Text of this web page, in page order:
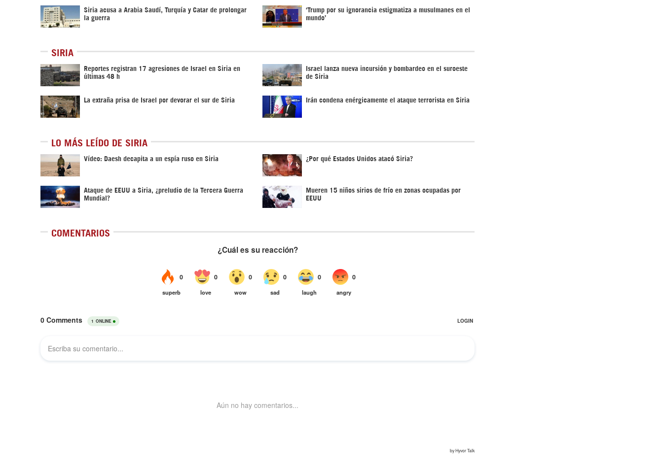
Siria acusa a Arabia Saudí, Turquía y Catar de prolongar
la guerra
‘Trump por su ignorancia estigmatiza a musulmanes en el
mundo’
SIRIA
Reportes registran 17 agresiones de Israel en Siria en
últimas 48 h
Israel lanza nueva incursión y bombardeo en el suroeste
de Siria
La extraña prisa de Israel por devorar el sur de Siria Irán condena enérgicamente el ataque terrorista en Siria
LO MÁS LEÍDO DE SIRIA
Vídeo: Daesh decapita a un espía ruso en Siria ¿Por qué Estados Unidos atacó Siria?
Ataque de EEUU a Siria, ¿preludio de la Tercera Guerra
Mundial?
Mueren 15 niños sirios de frío en zonas ocupadas por
EEUU
COMENTARIOS